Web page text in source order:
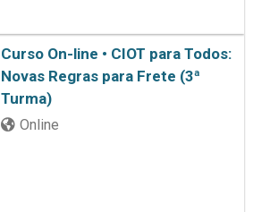
Curso On-line • CIOT para Todos:
Novas Regras para Frete (3ª
Turma)
Online